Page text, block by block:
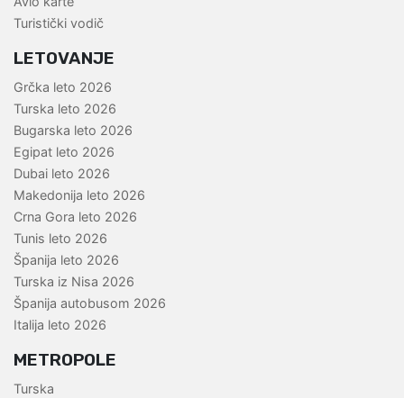
Turistički vodič
LETOVANJE
Grčka leto 2026
Turska leto 2026
Bugarska leto 2026
Egipat leto 2026
Dubai leto 2026
Makedonija leto 2026
Crna Gora leto 2026
Tunis leto 2026
Španija leto 2026
Turska iz Nisa 2026
Španija autobusom 2026
Italija leto 2026
METROPOLE
Turska